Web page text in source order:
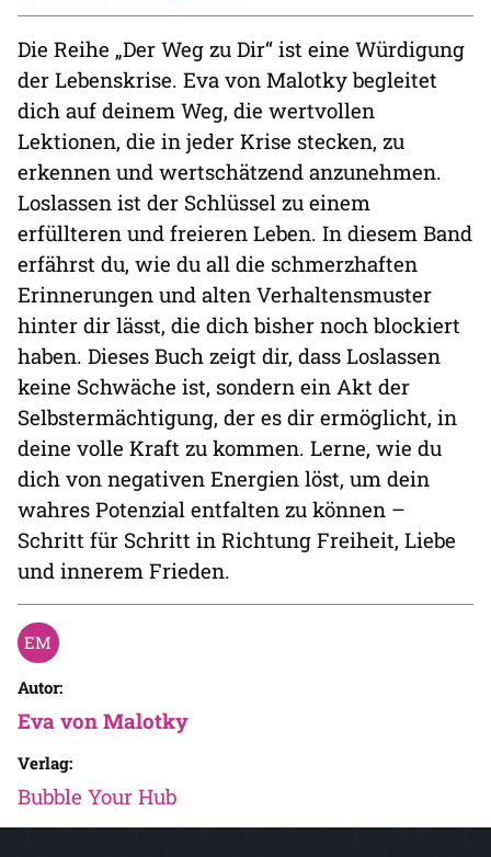
Die Reihe „Der Weg zu Dir“ ist eine Würdigung
der Lebenskrise. Eva von Malotky begleitet
dich auf deinem Weg, die wertvollen
Lektionen, die in jeder Krise stecken, zu
erkennen und wertschätzend anzunehmen.
Loslassen ist der Schlüssel zu einem
erfüllteren und freieren Leben. In diesem Band
erfährst du, wie du all die schmerzhaften
Erinnerungen und alten Verhaltensmuster
hinter dir lässt, die dich bisher noch blockiert
haben. Dieses Buch zeigt dir, dass Loslassen
keine Schwäche ist, sondern ein Akt der
Selbstermächtigung, der es dir ermöglicht, in
deine volle Kraft zu kommen. Lerne, wie du
dich von negativen Energien löst, um dein
wahres Potenzial entfalten zu können –
Schritt für Schritt in Richtung Freiheit, Liebe
und innerem Frieden.
Autor:
Eva von Malotky
Verlag:
Bubble Your Hub